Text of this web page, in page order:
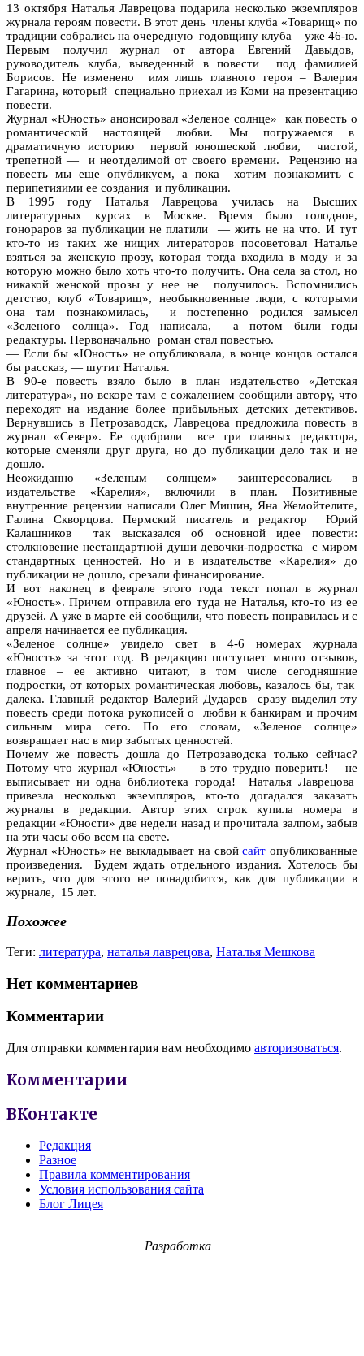
13 октября Наталья Лаврецова подарила несколько экземпляров
журнала героям повести. В этот день члены клуба «Товарищ» по
традиции собрались на очередную годовщину клуба – уже 46-ю.
Первым получил журнал от автора Евгений Давыдов,
руководитель клуба, выведенный в повести под фамилией
Борисов. Не изменено имя лишь главного героя – Валерия
Гагарина, который специально приехал из Коми на презентацию
повести.
Журнал «Юность» анонсировал «Зеленое солнце» как повесть о
романтической настоящей любви. Мы погружаемся в
драматичную историю первой юношеской любви, чистой,
трепетной — и неотделимой от своего времени. Рецензию на
повесть мы еще опубликуем, а пока хотим познакомить с
перипетияими ее создания и публикации.
В 1995 году Наталья Лаврецова училась на Высших
литературных курсах в Москве. Время было голодное,
гонораров за публикации не платили — жить не на что. И тут
кто-то из таких же нищих литераторов посоветовал Наталье
взяться за женскую прозу, которая тогда входила в моду и за
которую можно было хоть что-то получить. Она села за стол, но
никакой женской прозы у нее не получилось. Вспомнились
детство, клуб «Товарищ», необыкновенные люди, с которыми
она там познакомилась, и постепенно родился замысел
«Зеленого солнца». Год написала, а потом были годы
редактуры. Первоначально роман стал повестью.
— Если бы «Юность» не опубликовала, в конце концов остался
бы рассказ, — шутит Наталья.
В 90-е повесть взяло было в план издательство «Детская
литература», но вскоре там с сожалением сообщили автору, что
переходят на издание более прибыльных детских детективов.
Вернувшись в Петрозаводск, Лаврецова предложила повесть в
журнал «Север». Ее одобрили все три главных редактора,
которые сменяли друг друга, но до публикации дело так и не
дошло.
Неожиданно «Зеленым солнцем» заинтересовались в
издательстве «Карелия», включили в план. Позитивные
внутренние рецензии написали Олег Мишин, Яна Жемойтелите,
Галина Скворцова. Пермский писатель и редактор Юрий
Калашников так высказался об основной идее повести:
столкновение нестандартной души девочки-подростка с миром
стандартных ценностей. Но и в издательстве «Карелия» до
публикации не дошло, срезали финансирование.
И вот наконец в феврале этого года текст попал в журнал
«Юность». Причем отправила его туда не Наталья, кто-то из ее
друзей. А уже в марте ей сообщили, что повесть понравилась и с
апреля начинается ее публикация.
«Зеленое солнце» увидело свет в 4-6 номерах журнала
«Юность» за этот год. В редакцию поступает много отзывов,
главное – ее активно читают, в том числе сегодняшние
подростки, от которых романтическая любовь, казалось бы, так
далека. Главный редактор Валерий Дударев сразу выделил эту
повесть среди потока рукописей о любви к банкирам и прочим
сильным мира сего. По его словам, «Зеленое солнце»
возвращает нас в мир забытых ценностей.
Почему же повесть дошла до Петрозаводска только сейчас?
Потому что журнал «Юность» — в это трудно поверить! – не
выписывает ни одна библиотека города! Наталья Лаврецова
привезла несколько экземпляров, кто-то догадался заказать
журналы в редакции. Автор этих строк купила номера в
редакции «Юности» две недели назад и прочитала залпом, забыв
на эти часы обо всем на свете.
Журнал «Юность» не выкладывает на свойсайт опубликованные
произведения. Будем ждать отдельного издания. Хотелось бы
верить, что для этого не понадобится, как для публикации в
журнале, 15 лет.
Похожее
Теги: литература, наталья лаврецова, Наталья Мешкова
Нет комментариев
Комментарии
Для отправки комментария вам необходимо авторизоваться.
Комментарии
ВКонтакте
Редакция
Разное
Правила комментирования
Условия использования сайта
Блог Лицея
Разработка